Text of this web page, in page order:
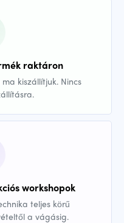
raktáron
kiszállítjuk. Nincs
workshopok
teljes körű
a vágásig.